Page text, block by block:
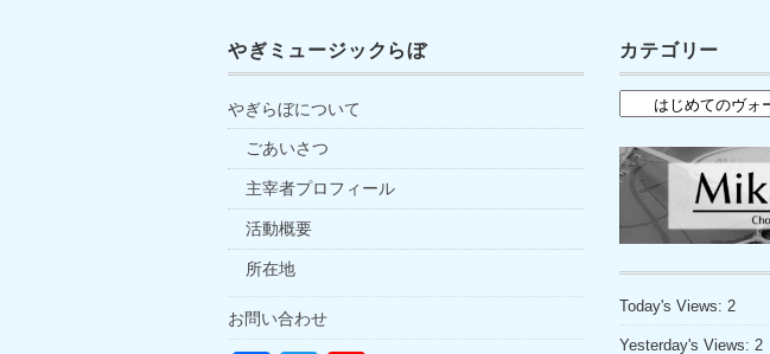
やぎミュージックらぼ
やぎらぼについて
ごあいさつ
主宰者プロフィール
活動概要
所在地
お問い合わせ
カテゴリー
ゴ
ー
Today's Views: 2
Yesterday's Views: 2